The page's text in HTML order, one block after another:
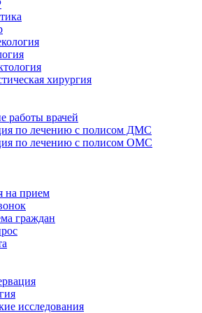
хирургия
работы врачей
по лечению с полисом ДМС
по лечению с полисом ОМС
на прием
граждан
исследования